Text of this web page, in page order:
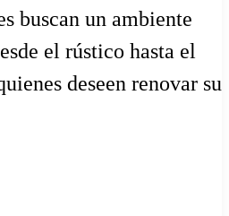
buscan un ambiente
el rústico hasta el
deseen renovar su